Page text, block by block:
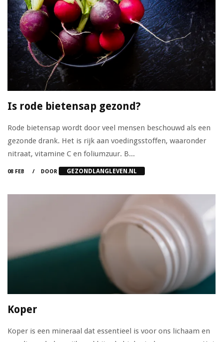
Is rode bietensap gezond?
Rode bietensap wordt door veel mensen beschouwd als een
gezonde drank. Het is rijk aan voedingsstoffen, waaronder
nitraat, vitamine C en foliumzuur. B...
08 FEB DOOR GEZONDLANGLEVEN.NL
Koper
Koper is een mineraal dat essentieel is voor ons lichaam en